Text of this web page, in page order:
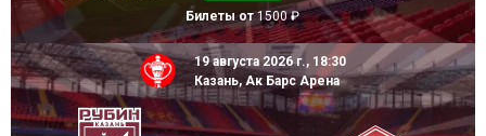
Билеты от1500 ₽
19 августа 2026 г., 18:30
Казань, Ак Барс Арена